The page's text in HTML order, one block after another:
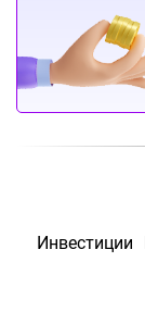
Инвестиции